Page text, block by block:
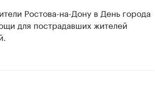
Ростова-на-Дону в День города
для пострадавших жителей